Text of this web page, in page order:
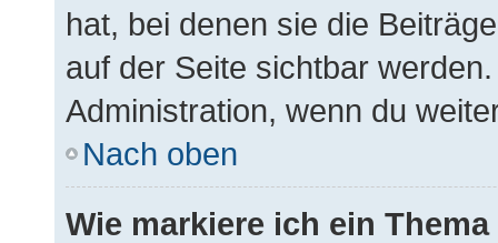
hat, bei denen sie die
auf der Seite sichtbar
Administration, wenn du
Nach oben
Wie markiere ich ein